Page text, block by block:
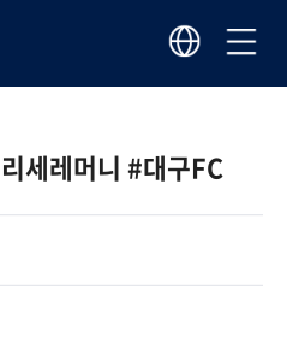
세레머니 #대구FC